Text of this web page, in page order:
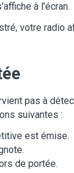
à l'écran.
votre radio
pas à
suivantes :
est émise.
de portée.